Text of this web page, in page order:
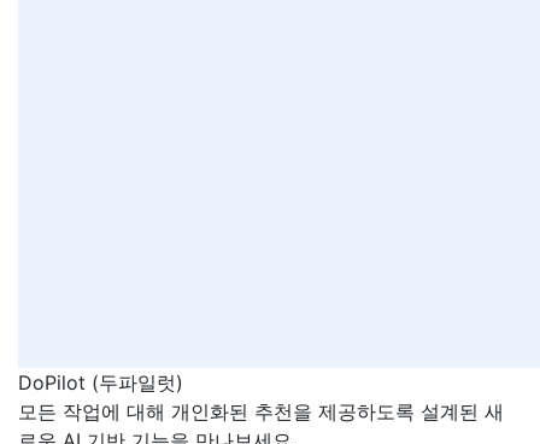
DoPilot (두파일럿)
모든 작업에 대해 개인화된 추천을 제공하도록 설계된 새